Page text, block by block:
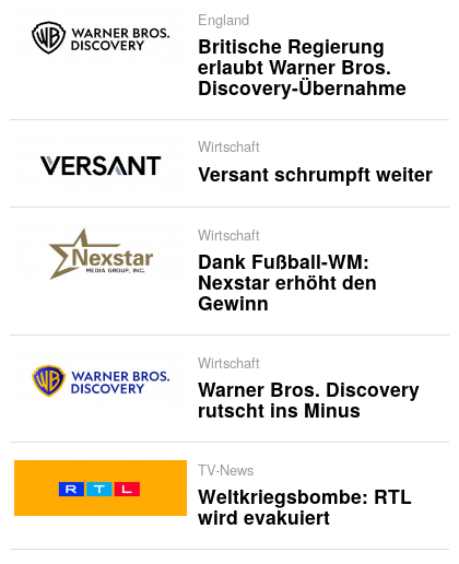
England
Britische Regierung
erlaubt Warner Bros.
Discovery-Übernahme
Wirtschaft
Versant schrumpft weiter
Wirtschaft
Dank Fußball-WM:
Nexstar erhöht den
Gewinn
Wirtschaft
Warner Bros. Discovery
rutscht ins Minus
TV-News
Weltkriegsbombe: RTL
wird evakuiert